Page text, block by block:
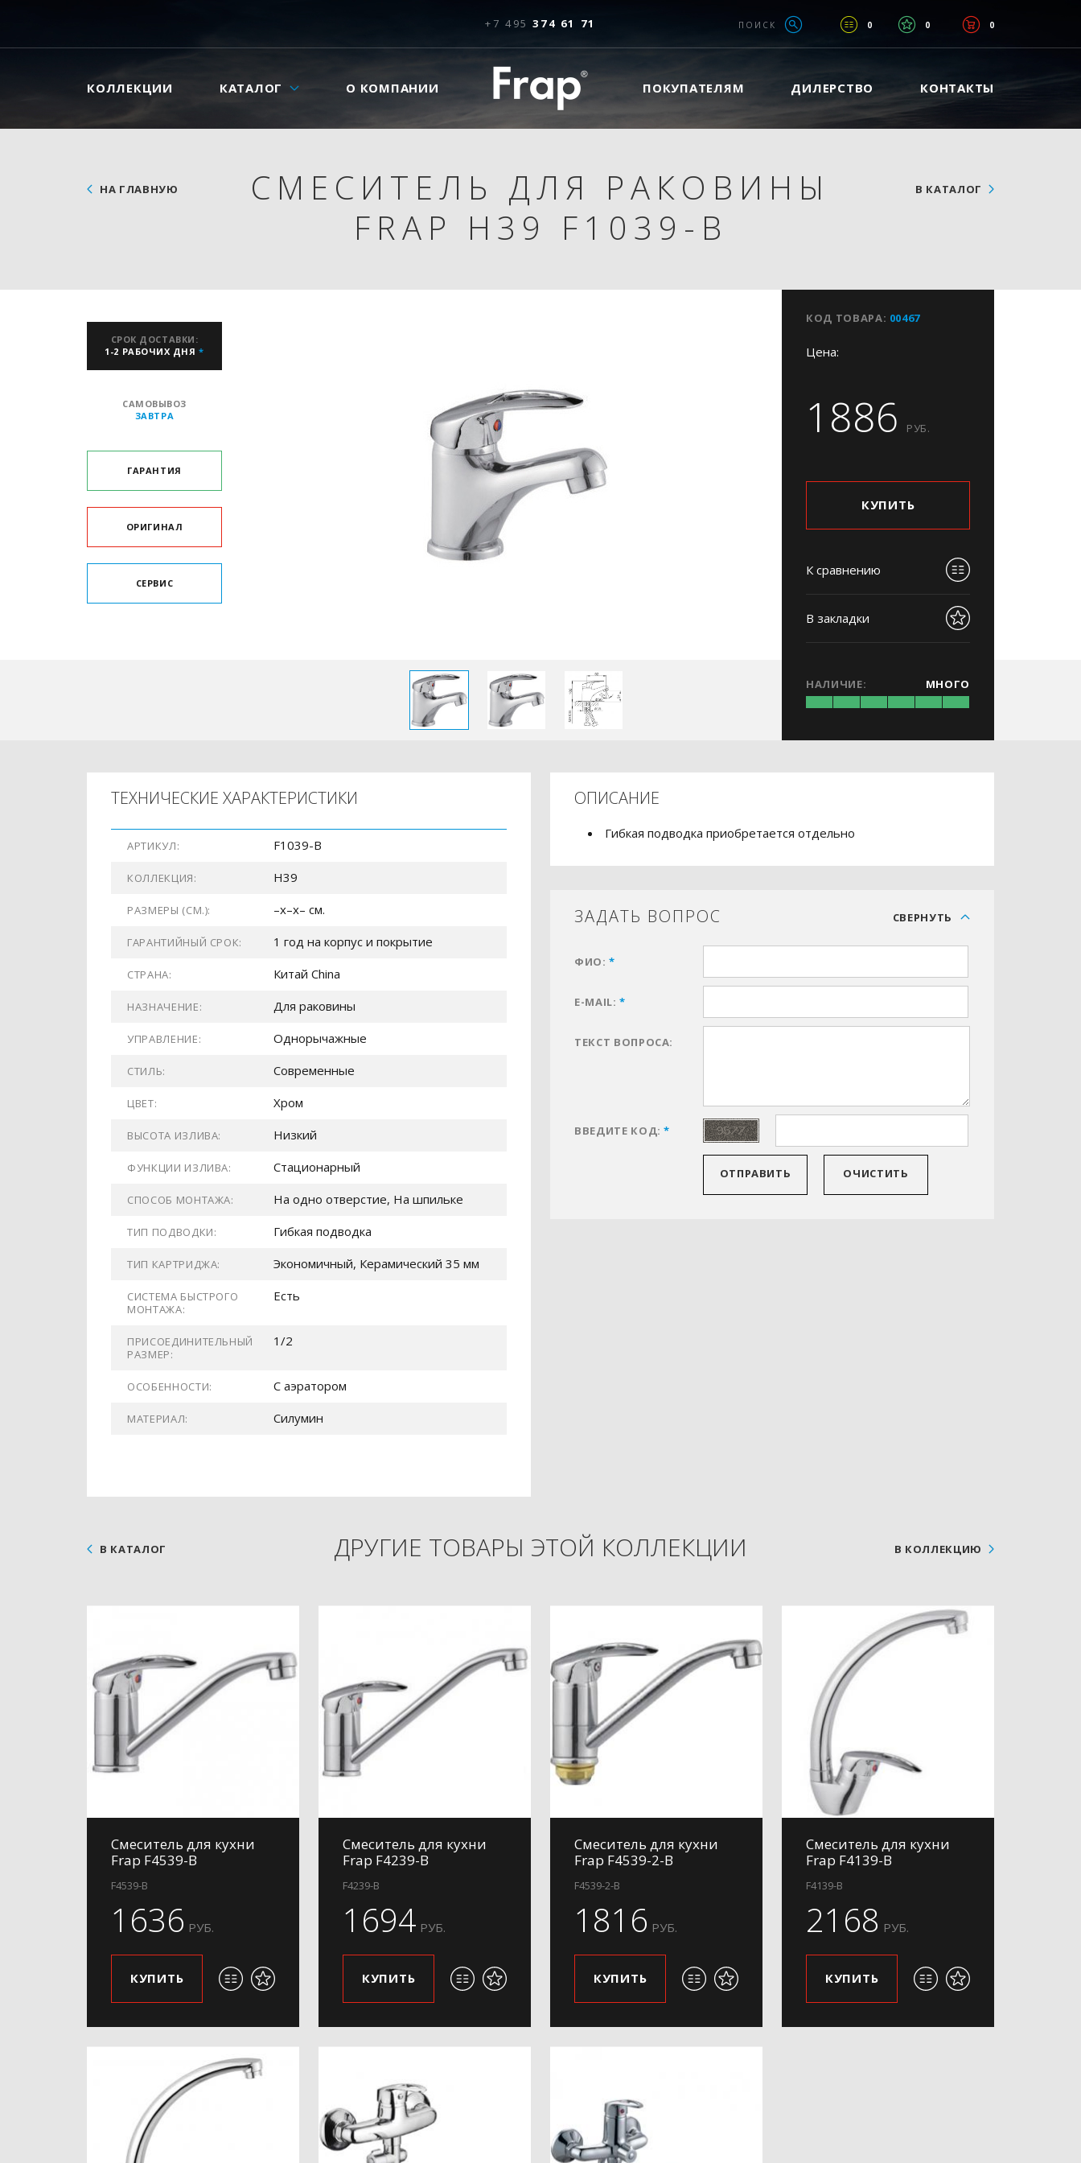
+7 495 374 61 71 0 0 0
ПОИСК
КОЛЛЕКЦИИ КАТАЛОГ О КОМПАНИИ ПОКУПАТЕЛЯМ ДИЛЕРСТВО КОНТАКТЫ
СМЕСИТЕЛЬ ДЛЯ РАКОВИНЫ
FRAP H39 F1039-B
НА ГЛАВНУЮ В КАТАЛОГ
СРОК ДОСТАВКИ:
1-2 РАБОЧИХ ДНЯ*
САМОВЫВОЗ
ЗАВТРА
ГАРАНТИЯ
ОРИГИНАЛ
СЕРВИС
КОД ТОВАРА: 00467
Цена:
1886 РУБ.
КУПИТЬ
К сравнению
В закладки
НАЛИЧИЕ: МНОГО
ТЕХНИЧЕСКИЕ ХАРАКТЕРИСТИКИ
АРТИКУЛ: F1039-B
КОЛЛЕКЦИЯ: H39
РАЗМЕРЫ (СМ.): –x–x– см.
ГАРАНТИЙНЫЙ СРОК: 1 год на корпус и покрытие
СТРАНА: Китай China
НАЗНАЧЕНИЕ: Для раковины
УПРАВЛЕНИЕ: Однорычажные
СТИЛЬ: Современные
ЦВЕТ: Хром
ВЫСОТА ИЗЛИВА: Низкий
ФУНКЦИИ ИЗЛИВА: Стационарный
СПОСОБ МОНТАЖА: На одно отверстие, На шпильке
ТИП ПОДВОДКИ: Гибкая подводка
ТИП КАРТРИДЖА: Экономичный, Керамический 35 мм
СИСТЕМА БЫСТРОГО
МОНТАЖА:
Есть
ПРИСОЕДИНИТЕЛЬНЫЙ
РАЗМЕР:
1/2
ОСОБЕННОСТИ: С аэратором
МАТЕРИАЛ: Силумин
ОПИСАНИЕ
Гибкая подводка приобретается отдельно
ЗАДАТЬ ВОПРОС СВЕРНУТЬ
ФИО:*
E-MAIL:*
ТЕКСТ ВОПРОСА:
ВВЕДИТЕ КОД:*
ОТПРАВИТЬ ОЧИСТИТЬ
ДРУГИЕ ТОВАРЫ ЭТОЙ КОЛЛЕКЦИИ
В КАТАЛОГ В КОЛЛЕКЦИЮ
Смеситель для кухни
Frap F4539-B
F4539-B
1636 РУБ.
КУПИТЬ
Смеситель для кухни
Frap F4239-B
F4239-B
1694 РУБ.
КУПИТЬ
Смеситель для кухни
Frap F4539-2-B
F4539-2-B
1816 РУБ.
КУПИТЬ
Смеситель для кухни
Frap F4139-B
F4139-B
2168 РУБ.
КУПИТЬ